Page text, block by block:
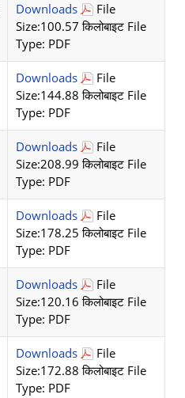
Downloads
File
Size:100.57 किलोबाइट File
Type: PDF
Downloads
File
Size:144.88 किलोबाइट File
Type: PDF
Downloads
File
Size:208.99 किलोबाइट File
Type: PDF
Downloads
File
Size:178.25 किलोबाइट File
Type: PDF
Downloads
File
Size:120.16 किलोबाइट File
Type: PDF
Downloads
File
Size:172.88 किलोबाइट File
Type: PDF